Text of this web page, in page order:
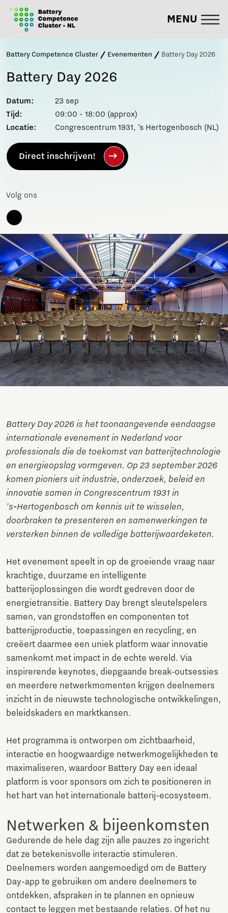
MENU
Battery Competence Cluster Evenementen Battery Day 2026
Battery Day 2026
Datum:
23 sep
Tijd:
09:00 - 18:00 (approx)
Locatie:
Congrescentrum 1931, ’s Hertogenbosch (NL)
Direct inschrijven!
Volg ons
Battery Day 2026 is het toonaangevende eendaagse
internationale evenement in Nederland voor
professionals die de toekomst van batterijtechnologie
en energieopslag vormgeven. Op 23 september 2026
komen pioniers uit industrie, onderzoek, beleid en
innovatie samen in Congrescentrum 1931 in
’s‑Hertogenbosch om kennis uit te wisselen,
doorbraken te presenteren en samenwerkingen te
versterken binnen de volledige batterijwaardeketen.
Het evenement speelt in op de groeiende vraag naar
krachtige, duurzame en intelligente
batterijoplossingen die wordt gedreven door de
energietransitie. Battery Day brengt sleutelspelers
samen, van grondstoffen en componenten tot
batterijproductie, toepassingen en recycling, en
creëert daarmee een uniek platform waar innovatie
samenkomt met impact in de echte wereld. Via
inspirerende keynotes, diepgaande break-outsessies
en meerdere netwerkmomenten krijgen deelnemers
inzicht in de nieuwste technologische ontwikkelingen,
beleidskaders en markt­kansen.
Het programma is ontworpen om zichtbaarheid,
interactie en hoogwaardige netwerkmogelijkheden te
maximaliseren, waardoor Battery Day een ideaal
platform is voor sponsors om zich te positioneren in
het hart van het internationale batterij-ecosysteem.
Netwerken & bijeenkomsten
Gedurende de hele dag zijn alle pauzes zo ingericht
dat ze betekenisvolle interactie stimuleren.
Deelnemers worden aangemoedigd om de Battery
Day-app te gebruiken om andere deelnemers te
ontdekken, afspraken in te plannen en opnieuw
contact te leggen met bestaande relaties. Of het nu